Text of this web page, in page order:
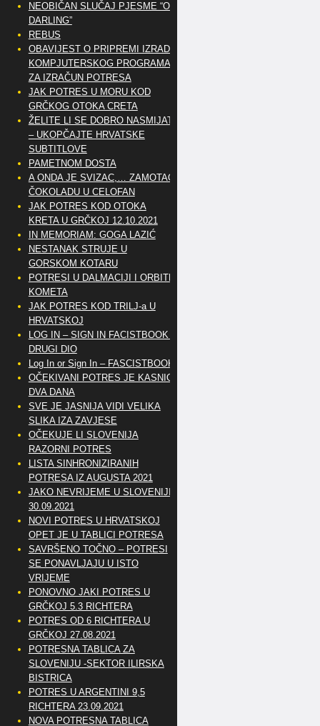
NEOBIČAN SLUČAJ PJESME “OH
DARLING”
REBUS
OBAVIJEST O PRIPREMI IZRADE
KOMPJUTERSKOG PROGRAMA
ZA IZRAČUN POTRESA
JAK POTRES U MORU KOD
GRČKOG OTOKA CRETA
ŽELITE LI SE DOBRO NASMIJATI
– UKOPČAJTE HRVATSKE
SUBTITLOVE
PAMETNOM DOSTA
A ONDA JE SVIZAC,… ZAMOTAO
ČOKOLADU U CELOFAN
JAK POTRES KOD OTOKA
KRETA U GRČKOJ 12.10.2021
IN MEMORIAM: GOGA LAZIĆ
NESTANAK STRUJE U
GORSKOM KOTARU
POTRESI U DALMACIJI I ORBITE
KOMETA
JAK POTRES KOD TRILJ-a U
HRVATSKOJ
LOG IN – SIGN IN FACISTBOOK –
DRUGI DIO
Log In or Sign In – FASCISTBOOK
OČEKIVANI POTRES JE KASNIO
DVA DANA
SVE JE JASNIJA VIDI VELIKA
SLIKA IZA ZAVJESE
OČEKUJE LI SLOVENIJA
RAZORNI POTRES
LISTA SINHRONIZIRANIH
POTRESA IZ AUGUSTA 2021
JAKO NEVRIJEME U SLOVENIJI
30.09.2021
NOVI POTRES U HRVATSKOJ
OPET JE U TABLICI POTRESA
SAVRŠENO TOČNO – POTRESI
SE PONAVLJAJU U ISTO
VRIJEME
PONOVNO JAKI POTRES U
GRČKOJ 5.3 RICHTERA
POTRES OD 6 RICHTERA U
GRČKOJ 27.08.2021
POTRESNA TABLICA ZA
SLOVENIJU -SEKTOR ILIRSKA
BISTRICA
POTRES U ARGENTINI 9,5
RICHTERA 23.09.2021
NOVA POTRESNA TABLICA